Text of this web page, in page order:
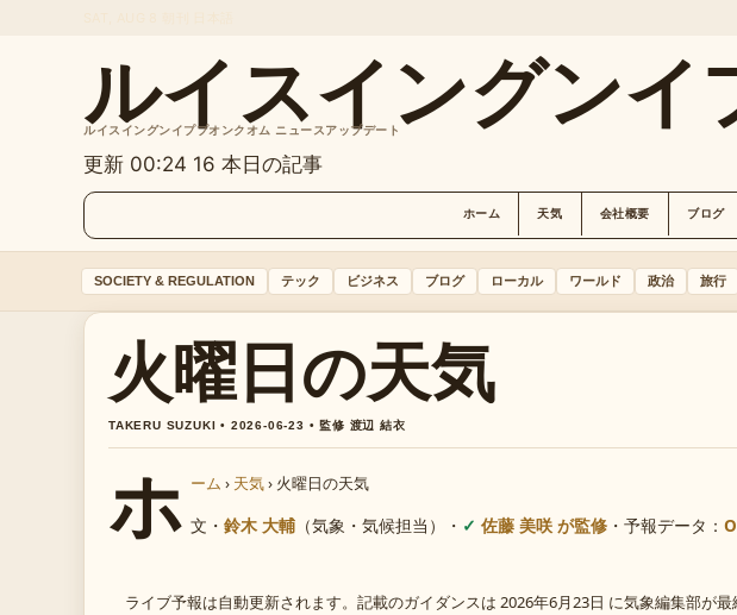
ルイスイングンイ
ルイスイングンイププオンクオム ニュースアップデート
更新 00:24 16 本日の記事
ホーム 天気 会社概要 ブログ
SOCIETY & REGULATION テック ビジネス ブログ ローカル ワールド 政治 旅行
火曜日の天気
TAKERU SUZUKI • 2026-06-23 • 監修 渡辺 結衣
ホ ーム › 天気› 火曜日の天気
文・ 鈴木 大輔 （気象・気候担当） ・ 佐藤 美咲 が監修 ・ 予報データ：
ライブ予報は自動更新されます。記載のガイダンスは 2026年6月23日 に気象編集部が最